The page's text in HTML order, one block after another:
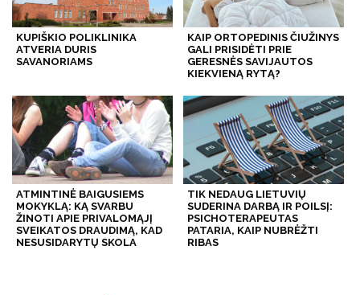
KUPIŠKIO POLIKLINIKA
ATVERIA DURIS
SAVANORIAMS
KAIP ORTOPEDINIS ČIUŽINYS
GALI PRISIDĖTI PRIE
GERESNĖS SAVIJAUTOS
KIEKVIENĄ RYTĄ?
ATMINTINĖ BAIGUSIEMS
MOKYKLĄ: KĄ SVARBU
ŽINOTI APIE PRIVALOMĄJĮ
SVEIKATOS DRAUDIMĄ, KAD
NESUSIDARYTŲ SKOLA
TIK NEDAUG LIETUVIŲ
SUDERINA DARBĄ IR POILSĮ:
PSICHOTERAPEUTAS
PATARIA, KAIP NUBRĖŽTI
RIBAS